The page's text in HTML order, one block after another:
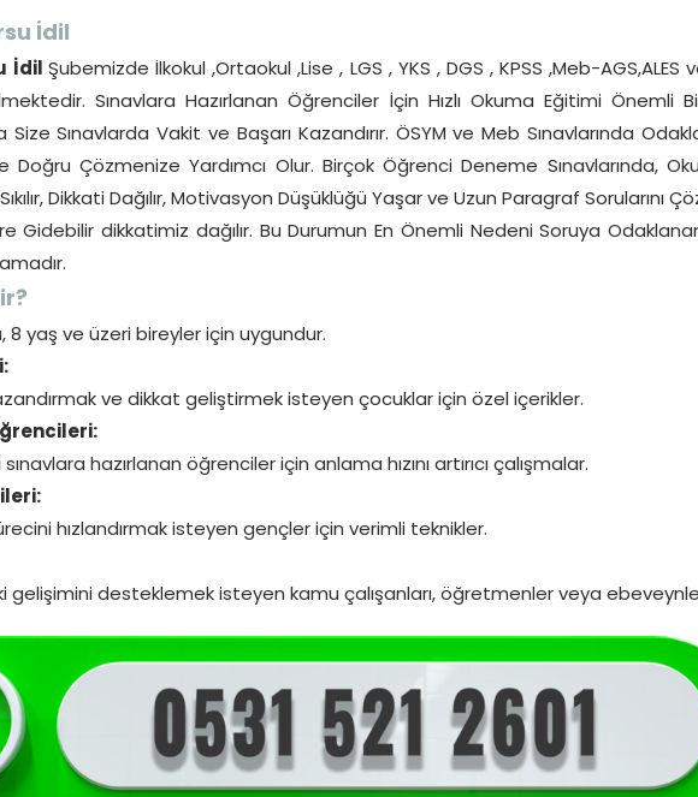
İdil
İdilŞubemizde İlkokul ,Ortaokul ,Lise , LGS , YKS , DGS , KPSS ,Meb-AGS,ALES
Sınavlara Hazırlanan Öğrenciler İçin Hızlı Okuma Eğitimi Önemli
Size Sınavlarda Vakit ve Başarı Kazandırır. ÖSYM ve Meb Sınavlarında
Doğru Çözmenize Yardımcı Olur. Birçok Öğrenci Deneme Sınavlarında,
Dikkati Dağılır, Motivasyon Düşüklüğü Yaşar ve Uzun Paragraf Sorularını
Gidebilir dikkatimiz dağılır. Bu Durumun En Önemli Nedeni Soruya
8 yaş ve üzeri bireyler için uygundur.
ve dikkat geliştirmek isteyen çocuklar için özel içerikler.
sınavlara hazırlanan öğrenciler için anlama hızını artırıcı çalışmalar.
hızlandırmak isteyen gençler için verimli teknikler.
gelişimini desteklemek isteyen kamu çalışanları, öğretmenler veya